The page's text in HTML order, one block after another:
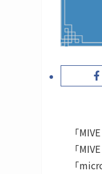
「
「
「